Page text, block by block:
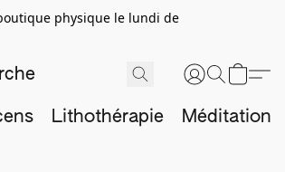
physique le lundi de
Lithothérapie Méditation